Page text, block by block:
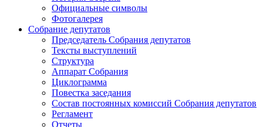
Официальные символы
Фотогалерея
Собрание депутатов
Председатель Собрания депутатов
Тексты выступлений
Структура
Аппарат Собрания
Циклограмма
Повестка заседания
Состав постоянных комиссий Собрания депутатов
Регламент
Отчеты